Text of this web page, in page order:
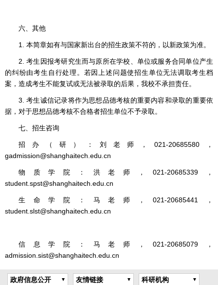
六、其他
1. 本简章如有与国家新出台的招生政策不符的，以新政策为准。
2. 考生因报考研究生而与原所在学校、单位或服务合同单位产生
的纠纷由考生自行处理。若因上述问题使招生单位无法调取考生档
案，造成考生不能复试或无法被录取的后果，我校不承担责任。
3. 考生诚信记录将作为思想品德考核的重要内容和录取的重要依
据，对于思想品德考核不合格者招生单位不予录取。
七、招生咨询
招办（研）：刘老师，021-20685580，
gadmission@shanghaitech.edu.cn
物质学院：洪老师，021-20685339，
student.spst@shanghaitech.edu.cn
生命学院：马老师，021-20685441，
student.slst@shanghaitech.edu.cn
信息学院：马老师，021-20685079，
admission.sist@shanghaitech.edu.cn
政府信息公开 友情链接 科研机构